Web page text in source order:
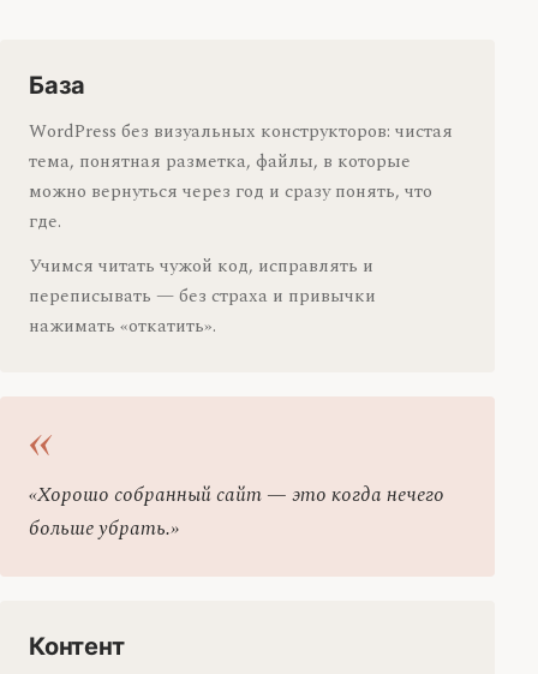
База
WordPress без визуальных конструкторов: чистая
тема, понятная разметка, файлы, в которые
можно вернуться через год и сразу понять, что
где.
Учимся читать чужой код, исправлять и
переписывать — без страха и привычки
нажимать «откатить».
«Хорошо собранный сайт — это когда нечего
больше убрать.»
Контент